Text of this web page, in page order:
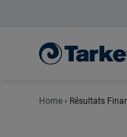
Home › Résultats